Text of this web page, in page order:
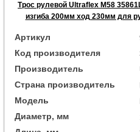
Трос рулевой Ultraflex M58
изгиба 200мм ход 230мм для
Артикул
Код производителя
Производитель
Страна производитель
Модель
Диаметр, мм